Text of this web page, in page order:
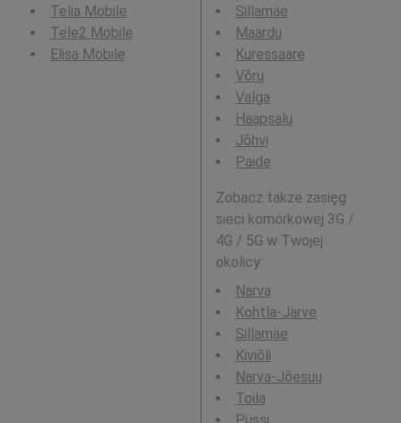
Telia Mobile
Tele2 Mobile
Elisa Mobile
Sillamäe
Maardu
Kuressaare
Võru
Valga
Haapsalu
Jõhvi
Paide
Zobacz także zasięg
sieci komórkowej 3G /
4G / 5G w Twojej
okolicy:
Narva
Kohtla-Järve
Sillamäe
Kiviõli
Narva-Jõesuu
Toila